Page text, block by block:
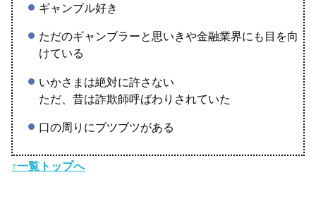
ギャンブル好き
ただのギャンブラーと思いきや金融業界にも目を向
けている
いかさまは絶対に許さない
ただ、昔は詐欺師呼ばわりされていた
口の周りにブツブツがある
↑一覧トップへ